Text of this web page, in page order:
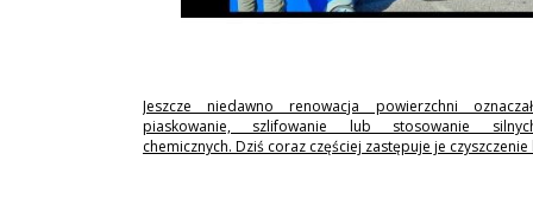
Jeszcze niedawno renowacja powierzchni
piaskowanie, szlifowanie lub stosowanie
chemicznych. Dziś coraz częściej zastępuje je